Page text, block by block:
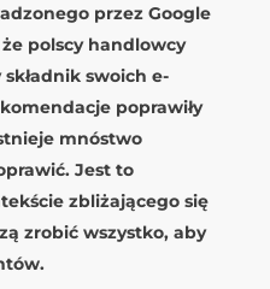
przez Google
polscy handlowcy
swoich e-
poprawiły
mnóstwo
Jest to
zbliżającego się
zrobić wszystko, aby